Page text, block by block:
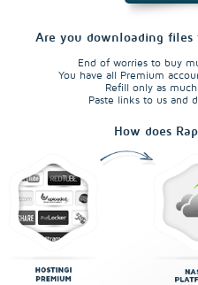
Are you downloading
End of worries to buy
You have all Premium
Refill only as
Paste links to us and
How does